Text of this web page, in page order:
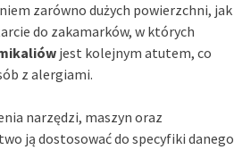
zarówno dużych powierzchni, jak
do zakamarków, w których
jest kolejnym atutem, co
z alergiami.
narzędzi, maszyn oraz
ją dostosować do specyfiki danego